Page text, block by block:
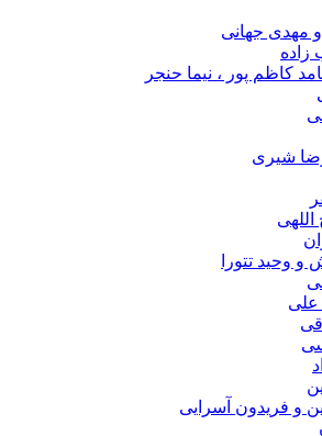
مهدی جهانی
زاده
کاظم پور ، نیما حنجر
شیری
و وحید تتورا
علی
و فریدون آسرایی